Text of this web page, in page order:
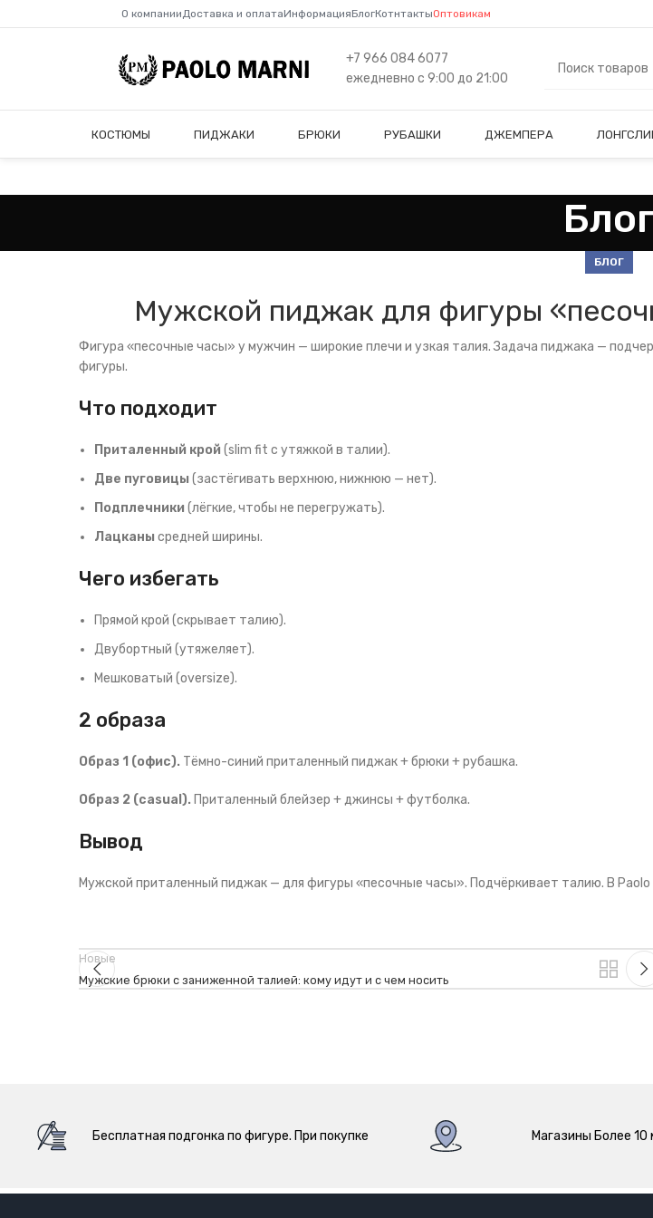
О компанииДоставка и оплатаИнформацияБлогКотнтактыОптовикам
+7 966 084 6077
ежедневно с 9:00 до 21:00
КОСТЮМЫ ПИДЖАКИ БРЮКИ РУБАШКИ ДЖЕМПЕРА
Блог
БЛОГ
Мужской пиджак для фигуры
Фигура «песочные часы» у мужчин — широкие плечи и узкая талия. Задача пиджака —
фигуры.
Что подходит
Приталенный крой (slim fit с утяжкой в талии).
Две пуговицы (застёгивать верхнюю, нижнюю — нет).
Подплечники (лёгкие, чтобы не перегружать).
Лацканы средней ширины.
Чего избегать
Прямой крой (скрывает талию).
Двубортный (утяжеляет).
Мешковатый (oversize).
2 образа
Образ 1 (офис). Тёмно-синий приталенный пиджак + брюки + рубашка.
Образ 2 (casual). Приталенный блейзер + джинсы + футболка.
Вывод
Мужской приталенный пиджак — для фигуры «песочные часы». Подчёркивает талию. В Paolo
Новые
Мужские брюки с заниженной талией: кому идут и с чем носить
Бесплатная подгонка по фигуре. При покупке Магазины Более 10